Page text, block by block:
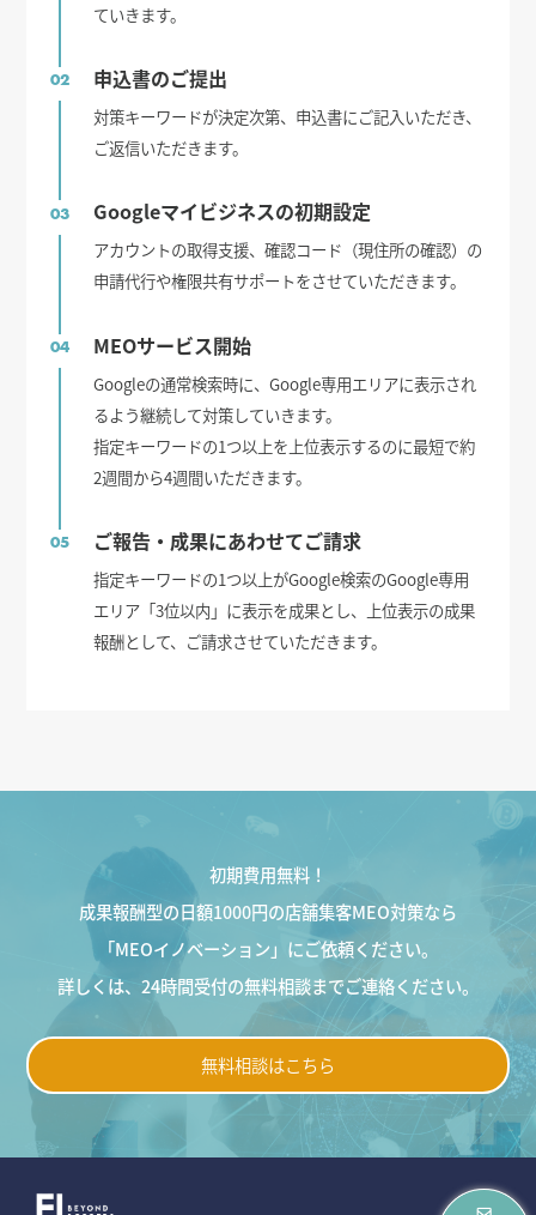
ていきます。
02 申込書のご提出
対策キーワードが決定次第、申込書にご記入いただき、
ご返信いただきます。
03 Googleマイビジネスの初期設定
アカウントの取得支援、確認コード（現住所の確認）の
申請代行や権限共有サポートをさせていただきます。
04 MEOサービス開始
Googleの通常検索時に、Google専用エリアに表示され
るよう継続して対策していきます。
指定キーワードの1つ以上を上位表示するのに最短で約
2週間から4週間いただきます。
05 ご報告・成果にあわせてご請求
指定キーワードの1つ以上がGoogle検索のGoogle専用
エリア「3位以内」に表示を成果とし、上位表示の成果
報酬として、ご請求させていただきます。
初期費用無料！
成果報酬型の日額1000円の店舗集客MEO対策なら
「MEOイノベーション」にご依頼ください。
詳しくは、24時間受付の無料相談までご連絡ください。
無料相談はこちら